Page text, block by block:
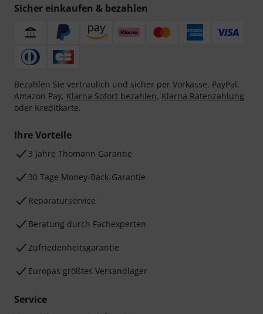
Sicher einkaufen & bezahlen
Bezahlen Sie vertraulich und sicher per Vorkasse, PayPal,
Amazon Pay, Klarna Sofort bezahlen, Klarna Ratenzahlung
oder Kreditkarte.
Ihre Vorteile
3 Jahre Thomann Garantie
30 Tage Money-Back-Garantie
Reparaturservice
Beratung durch Fachexperten
Zufriedenheitsgarantie
Europas größtes Versandlager
Service